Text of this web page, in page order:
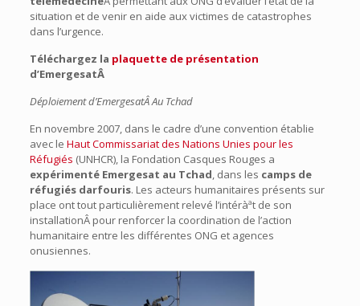
situation et de venir en aide aux victimes de catastrophes
dans l’urgence.
Téléchargez la plaquette de présentation
d’EmergesatÂ
Déploiement d’EmergesatÂ Au Tchad
En novembre 2007, dans le cadre d’une convention établie
avec le Haut Commissariat des Nations Unies pour les
Réfugiés (UNHCR), la Fondation Casques Rouges a
expérimenté Emergesat au Tchad, dans les camps de
réfugiés darfouris. Les acteurs humanitaires présents sur
place ont tout particulièrement relevé l’intéràªt de son
installationÂ pour renforcer la coordination de l’action
humanitaire entre les différentes ONG et agences
onusiennes.